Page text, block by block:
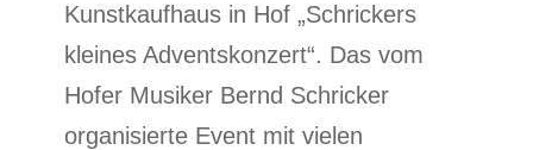
Kunstkaufhaus in Hof „Schrickers
kleines Adventskonzert“. Das vom
Hofer Musiker Bernd Schricker
organisierte Event mit vielen